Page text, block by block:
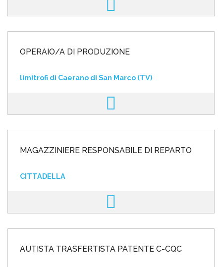
OPERAIO/A DI PRODUZIONE
limitrofi di Caerano di San Marco (TV)
MAGAZZINIERE RESPONSABILE DI REPARTO
CITTADELLA
AUTISTA TRASFERTISTA PATENTE C-CQC